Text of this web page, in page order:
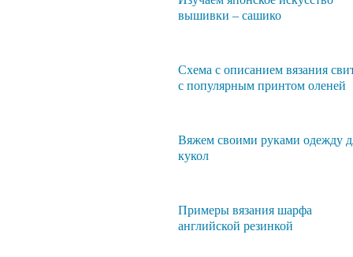
вышивки – сашико
Схема с описанием вязания
с популярным принтом оленей
Вяжем своими руками одежду
кукол
Примеры вязания шарфа
английской резинкой